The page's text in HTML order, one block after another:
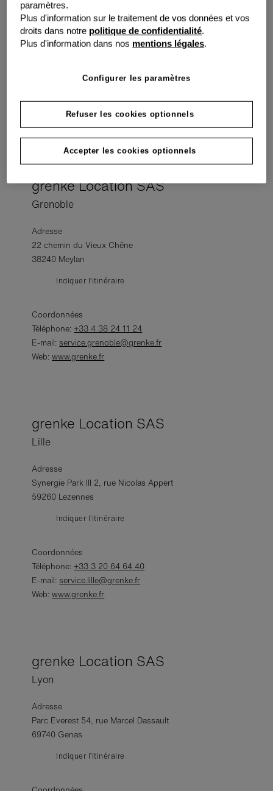
Parc Valmy 31, rue Elsa Triolet – CS 76616
21000 Dijon
Indiquer l’itinéraire
Coordonnées
E-mail:service.dijon@grenke.fr
www.grenke.fr
grenke Location SAS
Grenoble
Adresse
22 chemin du Vieux Chêne
38240 Meylan
Indiquer l’itinéraire
Coordonnées
Téléphone:+33 4 38 24 11 24
E-mail: service.grenoble@grenke.fr
Web:www.grenke.fr
grenke Location SAS
Lille
Adresse
Synergie Park III 2, rue Nicolas Appert
59260 Lezennes
Indiquer l’itinéraire
Coordonnées
Téléphone:+33 3 20 64 64 40
E-mail: service.lille@grenke.fr
Web:www.grenke.fr
grenke Location SAS
Lyon
Adresse
Parc Everest 54, rue Marcel Dassault
69740 Genas
Indiquer l’itinéraire
paramètres.
Plus d'information sur le traitement de vos données et vos
droits dans notre politique de confidentialité.
Plus d'information dans nos mentions légales.
Configurer les paramètres
Refuser les cookies optionnels
Accepter les cookies optionnels